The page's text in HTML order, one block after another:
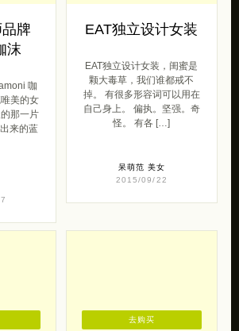
牌
沫
咖
美的女
那一片
来的蓝
EAT独立设计女装
EAT独立设计女装，闺蜜是
颗大毒草，我们谁都戒不
掉。 有很多形容词可以用在
自己身上。 偏执。坚强。奇
怪。 有各 […]
呆萌范 美女
2015/09/22
去购买